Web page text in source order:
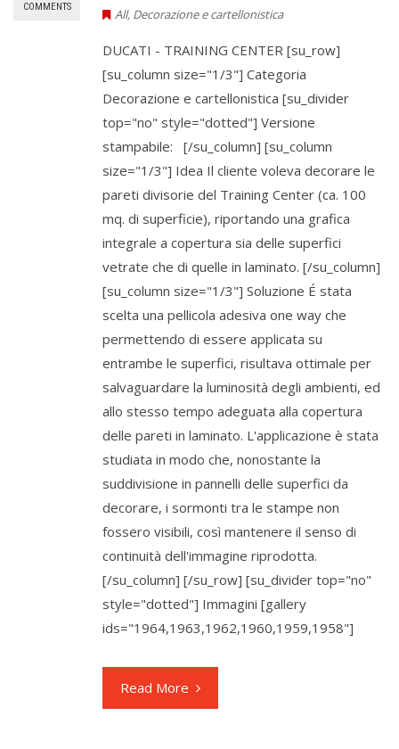
COMMENTS All, Decorazione e cartellonistica
DUCATI - TRAINING CENTER [su_row]
[su_column size="1/3"] Categoria
Decorazione e cartellonistica [su_divider
top="no" style="dotted"] Versione
stampabile: [/su_column] [su_column
size="1/3"] Idea Il cliente voleva decorare le
pareti divisorie del Training Center (ca. 100
mq. di superficie), riportando una grafica
integrale a copertura sia delle superfici
vetrate che di quelle in laminato. [/su_column]
[su_column size="1/3"] Soluzione É stata
scelta una pellicola adesiva one way che
permettendo di essere applicata su
entrambe le superfici, risultava ottimale per
salvaguardare la luminosità degli ambienti, ed
allo stesso tempo adeguata alla copertura
delle pareti in laminato. L'applicazione è stata
studiata in modo che, nonostante la
suddivisione in pannelli delle superfici da
decorare, i sormonti tra le stampe non
fossero visibili, così mantenere il senso di
continuità dell'immagine riprodotta.
[/su_column] [/su_row] [su_divider top="no"
style="dotted"] Immagini [gallery
ids="1964,1963,1962,1960,1959,1958"]
Read More